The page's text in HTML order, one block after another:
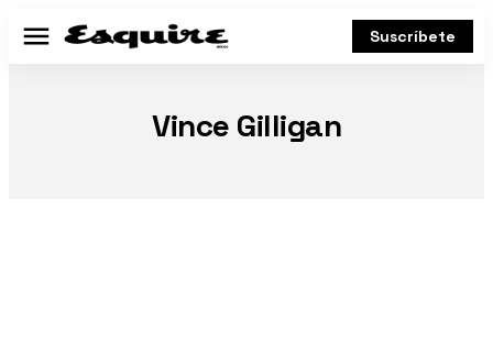
Menú Suscríbete
Vince Gilligan